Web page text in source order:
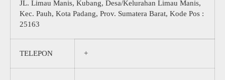
JL. Limau Manis, Kubang, Desa/Kelurahan Limau Manis,
Kec. Pauh, Kota Padang, Prov. Sumatera Barat, Kode Pos :
25163
TELEPON +